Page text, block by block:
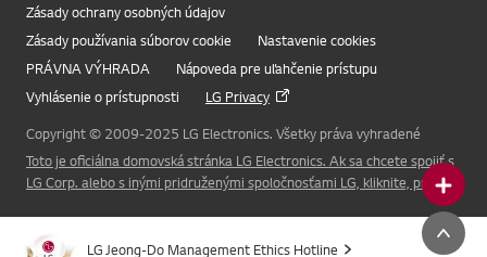
Online Chat
Zásady ochrany osobných údajov
Zásady používania súborov cookie
Nastavenie cookies
PRÁVNA VÝHRADA
Nápoveda pre uľahčenie prístupu
Vyhlásenie o prístupnosti
LG Privacy
Copyright © 2009-2025 LG Electronics. Všetky práva vyhradené
Toto je oficiálna domovská stránka LG Electronics. Ak sa chcete spojiť s
LG Corp. alebo s inými pridruženými spoločnosťami LG, kliknite, prosím.
LG Jeong-Do Management Ethics Hotline